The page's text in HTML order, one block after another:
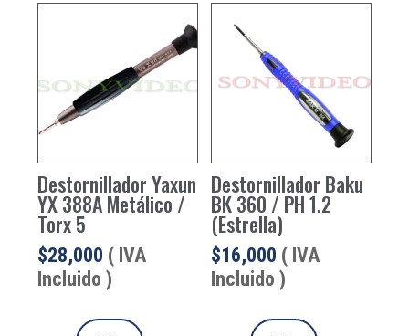
Destornillador Yaxun
YX 388A Metálico /
Torx 5
$28,000 ( IVA
Incluido )
Destornillador Baku
BK 360 / PH 1.2
(Estrella)
$16,000 ( IVA
Incluido )